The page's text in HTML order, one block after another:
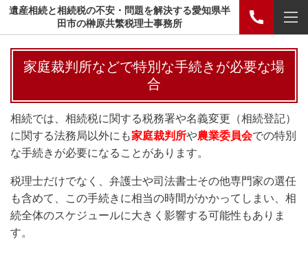
遺産相続と相続税の不安・問題を解決する愛知県半
田市の榊原共繁税理士事務所
家庭裁判所などで特別な手続きが必要な場
合
相続では、相続税に関する税務署や名義変更（相続登記）
に関する法務局以外にも家庭裁判所や農業委員会での特別
な手続きが必要になることがあります。
税理士だけでなく、弁護士や司法書士その他専門家の選任
も含めて、この手続きに相当の時間がかかってしまい、相
続全体のスケジュールに大きく影響する可能性もありま
す。